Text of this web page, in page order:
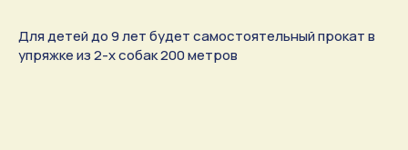
Для детей до 9 лет будет самостоятельный прокат в
упряжке из 2-х собак 200 метров